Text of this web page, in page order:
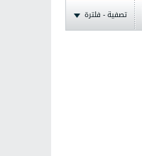
تصفية - فلترة